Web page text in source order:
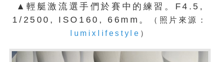
▲輕艇激流選手們於賽中的練習。F4.5,
1/2500, ISO160, 66mm。
（照片來源：
lumixlifestyle ）